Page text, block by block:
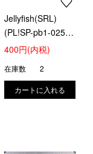
Jellyfish(SRL)
(PL!SP-pb1-025-
SRL)
400円(内税)
在庫数 2